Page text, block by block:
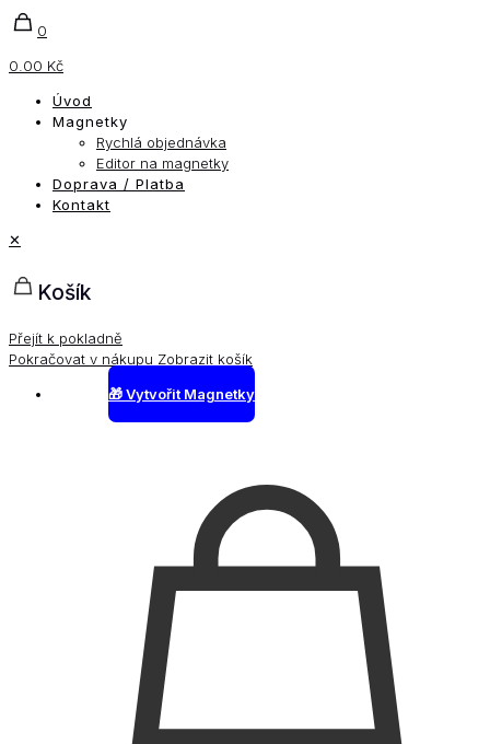
0
0.00 Kč
Úvod
Magnetky
Rychlá objednávka
Editor na magnetky
Doprava / Platba
Kontakt
✕
Košík
Přejít k pokladně
Pokračovat v nákupu Zobrazit košík
🎁 Vytvořit Magnetky